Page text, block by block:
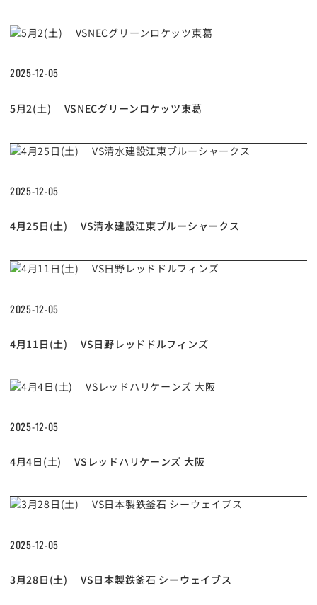
2025-12-05
5月2(土) VSNECグリーンロケッツ東葛
2025-12-05
4月25日(土) VS清水建設江東ブルーシャークス
2025-12-05
4月11日(土) VS日野レッドドルフィンズ
2025-12-05
4月4日(土) VSレッドハリケーンズ 大阪
2025-12-05
3月28日(土) VS日本製鉄釜石 シーウェイブス